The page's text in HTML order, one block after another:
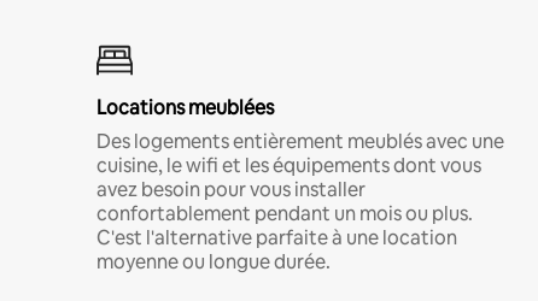
Locations meublées
Des logements entièrement meublés avec une
cuisine, le wifi et les équipements dont vous
avez besoin pour vous installer
confortablement pendant un mois ou plus.
C'est l'alternative parfaite à une location
moyenne ou longue durée.